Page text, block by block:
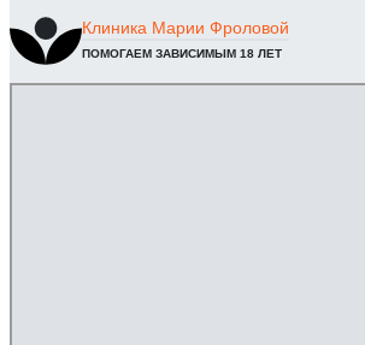
Клиника Марии Фроловой
ПОМОГАЕМ ЗАВИСИМЫМ 18 ЛЕТ